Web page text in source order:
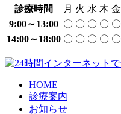
診療時間
月 火 水 木 金
9:00～13:00 〇 〇 〇 〇 〇
14:00～18:00 〇 〇 〇 〇 〇
HOME
診療案内
お知らせ